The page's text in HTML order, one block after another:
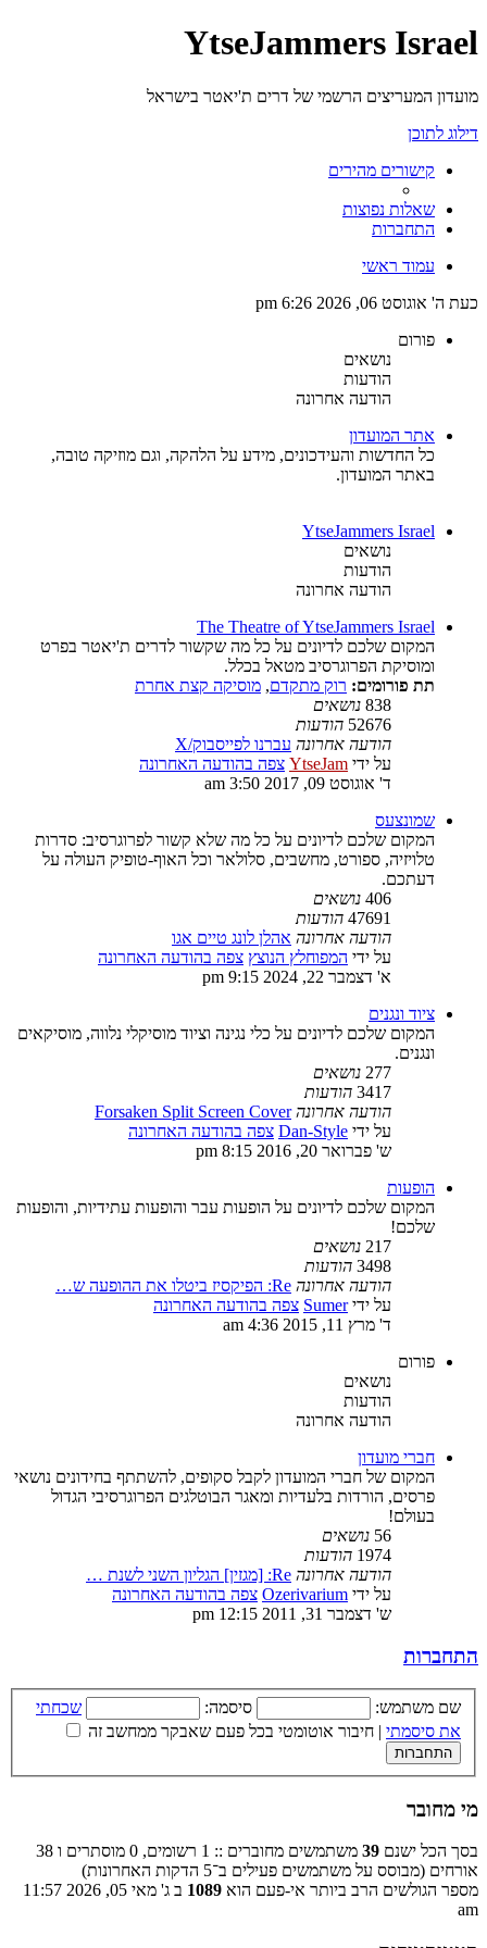
YtseJammers Israel
מועדון המעריצים הרשמי של דרים ת'יאטר בישראל
דילוג לתוכן
קישורים מהירים
שאלות נפוצות
התחברות
עמוד ראשי
כעת ה' אוגוסט 06, 2026 6:26 pm
פורום
נושאים
הודעות
הודעה אחרונה
אתר המועדון
כל החדשות והעידכונים, מידע על הלהקה, וגם מוזיקה טובה,
באתר המועדון.
YtseJammers Israel
נושאים
הודעות
הודעה אחרונה
The Theatre of YtseJammers Israel
המקום שלכם לדיונים על כל מה שקשור לדרים ת'יאטר בפרט
ומוסיקת הפרוגרסיב מטאל בכלל.
תת פורומים: רוק מתקדם, מוסיקה קצת אחרת
838 נושאים
52676 הודעות
הודעה אחרונה עברנו לפייסבוק/X
על ידי YtseJam צפה בהודעה האחרונה
ד' אוגוסט 09, 2017 3:50 am
שמונצעס
המקום שלכם לדיונים על כל מה שלא קשור לפרוגרסיב: סדרות
טלויזיה, ספורט, מחשבים, סלולאר וכל האוף-טופיק העולה על
דעתכם.
406 נושאים
47691 הודעות
הודעה אחרונה אהלן לונג טיים אגו
על ידי המפוחלץ הנוצץ צפה בהודעה האחרונה
א' דצמבר 22, 2024 9:15 pm
ציוד ונגנים
המקום שלכם לדיונים על כלי נגינה וציוד מוסיקלי נלווה, מוסיקאים
ונגנים.
277 נושאים
3417 הודעות
הודעה אחרונה Forsaken Split Screen Cover
על ידי Dan-Style צפה בהודעה האחרונה
ש' פברואר 20, 2016 8:15 pm
הופעות
המקום שלכם לדיונים על הופעות עבר והופעות עתידיות, והופעות
שלכם!
217 נושאים
3498 הודעות
הודעה אחרונה Re: הפיקסיז ביטלו את ההופעה ש…
על ידיSumer צפה בהודעה האחרונה
ד' מרץ 11, 2015 4:36 am
פורום
נושאים
הודעות
הודעה אחרונה
חברי מועדון
המקום של חברי המועדון לקבל סקופים, להשתתף בחידונים נושאי
פרסים, הורדות בלעדיות ומאגר הבוטלגים הפרוגרסיבי הגדול
בעולם!
56 נושאים
1974 הודעות
הודעה אחרונה Re: [מגזין] הגליון השני לשנת …
על ידי Ozerivarium צפה בהודעה האחרונה
ש' דצמבר 31, 2011 12:15 pm
התחברות
שם משתמש: סיסמה:
שכחתי
את סיסמתי | חיבור אוטומטי בכל פעם שאבקר ממחשב זה
מי מחובר
בסך הכל ישנם 39
משתמשים מחוברים :: 1 רשומים, 0 מוסתרים ו 38
אורחים (מבוסס על משתמשים פעילים ב־5 הדקות האחרונות)
מספר הגולשים הרב ביותר אי-פעם הוא 1089
ב ג' מאי 05, 2026 11:57
am